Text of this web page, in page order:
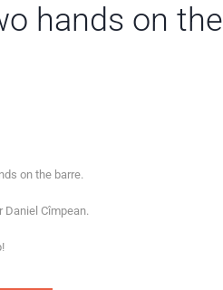
hands on the
on the barre.
Cîmpean.